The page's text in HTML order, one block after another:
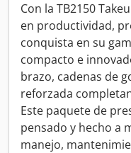
Con la TB2150
en productividad,
conquista en su
compacto e
brazo, cadenas de
reforzada
Este paquete de
pensado y hecho a
manejo,